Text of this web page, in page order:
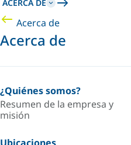
ACERCA DE
Acerca de
Acerca de
¿Quiénes somos?
Resumen de la empresa y
misión